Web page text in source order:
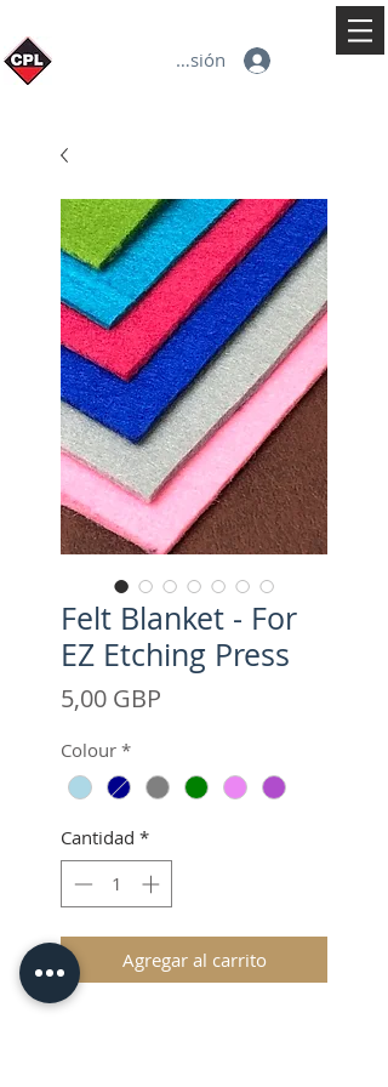
Iniciar sesión
Felt Blanket - For
EZ Etching Press
5,00 GBP
Colour *
Cantidad *
Agregar al carrito